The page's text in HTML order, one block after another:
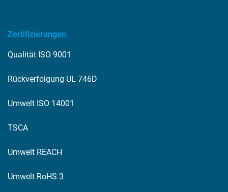
Zertifizierungen
Qualität ISO 9001
Rückverfolgung UL 746D
Umwelt ISO 14001
TSCA
Umwelt REACH
Umwelt RoHS 3